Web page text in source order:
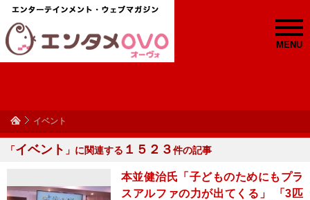
MENU
イベント
「イベント 」に関連する １５２３件の記事
本並健治氏「子どものためにもプラ
スアルファの力が出てくる」 「3匹